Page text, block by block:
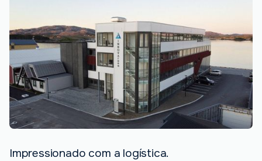
Impressionado com a logística.